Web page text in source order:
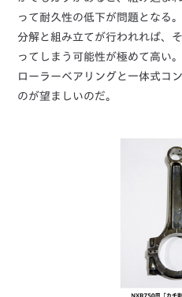
って耐久性の低下が問題となる
分解と組み立てが行われれば、
ってしまう可能性が極めて高い
ローラーベアリングと一体式コ
のが望ましいのだ。